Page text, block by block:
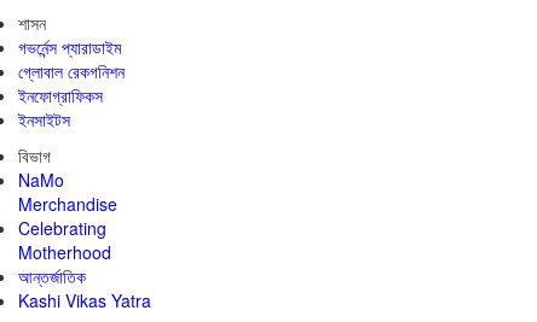
শাসন
গভর্নেন্স প্যারাডাইম
গ্লোবাল রেকগনিশন
ইনফোগ্রাফিকস
ইনসাইটস
বিভাগ
NaMo
Merchandise
Celebrating
Motherhood
আন্তর্জাতিক
Kashi Vikas Yatra